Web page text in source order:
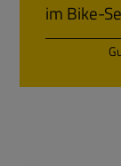
im Bike-